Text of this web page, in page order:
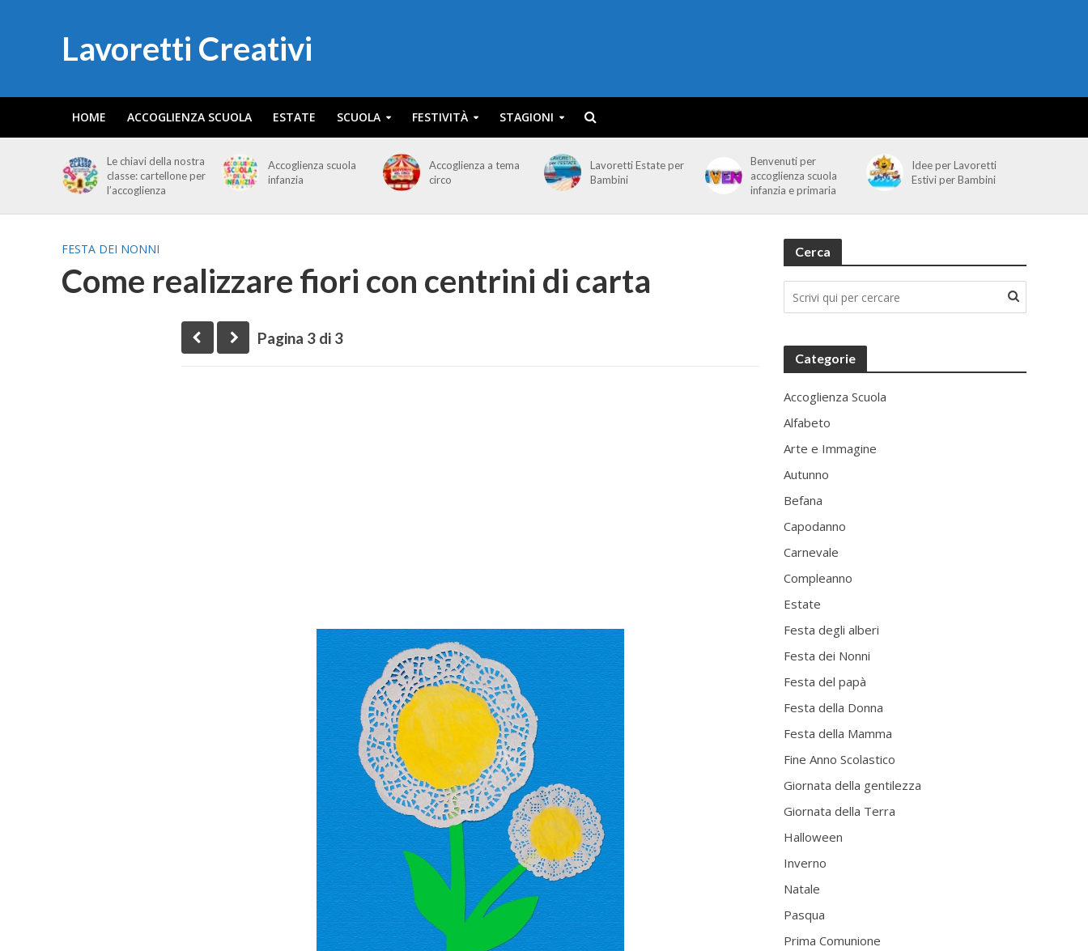
Lavoretti Creativi
HOME ACCOGLIENZA SCUOLA ESTATE SCUOLA FESTIVITÀ STAGIONI
Le chiavi della nostra
classe: cartellone per
l’accoglienza
Accoglienza scuola
infanzia
Accoglienza a tema
circo
Lavoretti Estate per
Bambini
Benvenuti per
accoglienza scuola
infanzia e primaria
Idee per Lavoretti
Estivi per Bambini
FESTA DEI NONNI
Come realizzare fiori con centrini di carta
Pagina 3 di 3
Cerca
Categorie
Accoglienza Scuola
Alfabeto
Arte e Immagine
Autunno
Befana
Capodanno
Carnevale
Compleanno
Estate
Festa degli alberi
Festa dei Nonni
Festa del papà
Festa della Donna
Festa della Mamma
Fine Anno Scolastico
Giornata della gentilezza
Giornata della Terra
Halloween
Inverno
Natale
Pasqua
Prima Comunione